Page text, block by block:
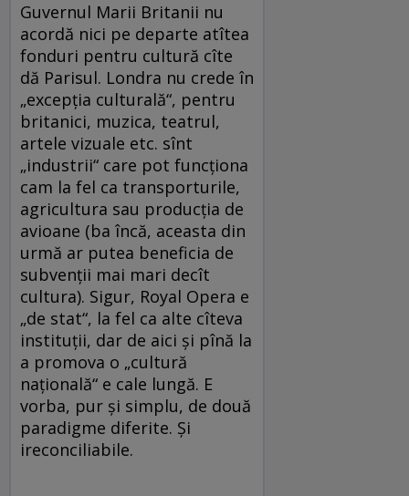
Guvernul Marii Britanii nu
acordă nici pe departe atîtea
fonduri pentru cultură cîte
dă Parisul. Londra nu crede în
„excepţia culturală“, pentru
britanici, muzica, teatrul,
artele vizuale etc. sînt
„industrii“ care pot funcţiona
cam la fel ca transporturile,
agricultura sau producţia de
avioane (ba încă, aceasta din
urmă ar putea beneficia de
subvenţii mai mari decît
cultura). Sigur, Royal Opera e
„de stat“, la fel ca alte cîteva
instituţii, dar de aici şi pînă la
a promova o „cultură
naţională“ e cale lungă. E
vorba, pur şi simplu, de două
paradigme diferite. Şi
ireconciliabile.